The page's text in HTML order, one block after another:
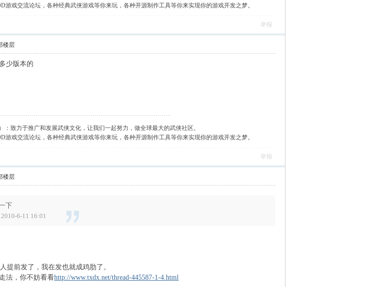
游戏交流论坛，各种经典武侠游戏等你来玩，各种开源制作工具等你来实现你的游戏开发之梦。
举报
楼层
少版本的
：致力于推广和发展武侠文化，让我们一起努力，做全球最大的武侠社区。
游戏交流论坛，各种经典武侠游戏等你来玩，各种开源制作工具等你来实现你的游戏开发之梦。
举报
楼层
下
6-11 16:01
前发了，我在发也就成鸡肋了。
法，你不妨看看http://www.txdx.net/thread-445587-1-4.html